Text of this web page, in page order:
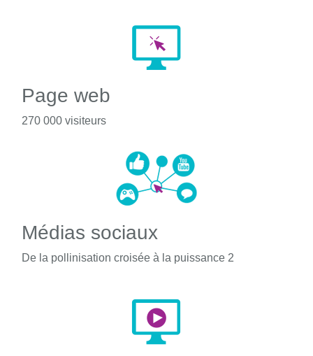
Page web
270 000 visiteurs
Médias sociaux
De la pollinisation croisée à la puissance 2